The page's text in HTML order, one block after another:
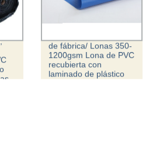
de fábrica/ Lonas 350-
1200gsm Lona de PVC
recubierta con
laminado de plástico